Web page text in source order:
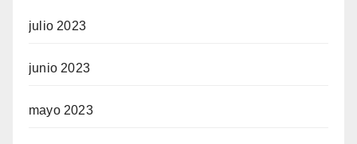
julio 2023
junio 2023
mayo 2023